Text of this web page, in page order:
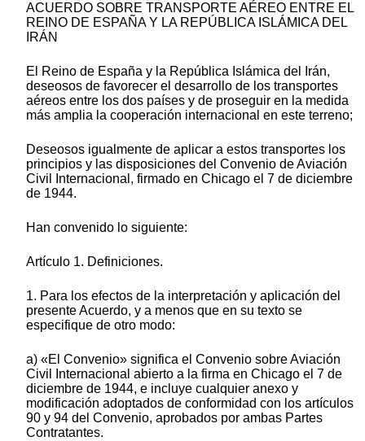
ACUERDO SOBRE TRANSPORTE AÉREO ENTRE EL
REINO DE ESPAÑA Y LA REPÚBLICA ISLÁMICA DEL
IRÁN
El Reino de España y la República Islámica del Irán,
deseosos de favorecer el desarrollo de los transportes
aéreos entre los dos países y de proseguir en la medida
más amplia la cooperación internacional en este terreno;
Deseosos igualmente de aplicar a estos transportes los
principios y las disposiciones del Convenio de Aviación
Civil Internacional, firmado en Chicago el 7 de diciembre
de 1944.
Han convenido lo siguiente:
Artículo 1. Definiciones.
1. Para los efectos de la interpretación y aplicación del
presente Acuerdo, y a menos que en su texto se
especifique de otro modo:
a) «El Convenio» significa el Convenio sobre Aviación
Civil Internacional abierto a la firma en Chicago el 7 de
diciembre de 1944, e incluye cualquier anexo y
modificación adoptados de conformidad con los artículos
90 y 94 del Convenio, aprobados por ambas Partes
Contratantes.